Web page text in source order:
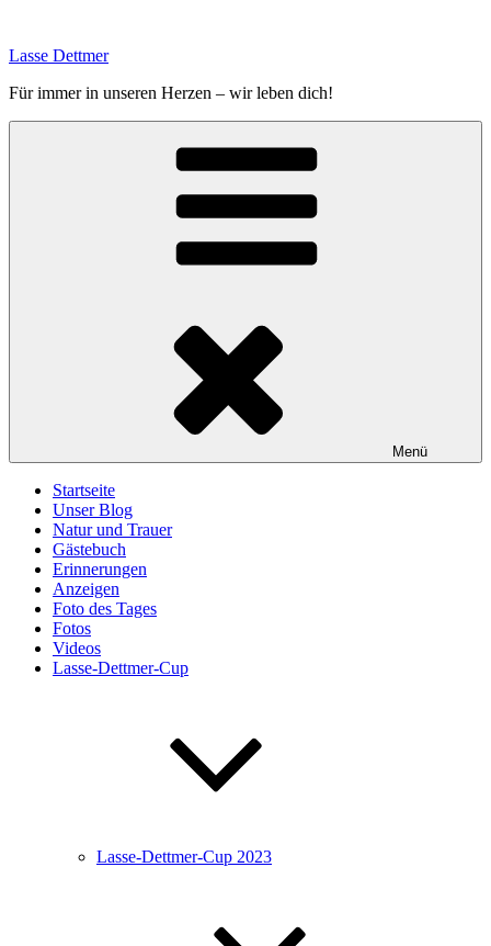
springen
Lasse Dettmer
Für immer in unseren Herzen – wir leben dich!
Menü
Startseite
Unser Blog
Natur und Trauer
Gästebuch
Erinnerungen
Anzeigen
Foto des Tages
Fotos
Videos
Lasse-Dettmer-Cup
Lasse-Dettmer-Cup 2023